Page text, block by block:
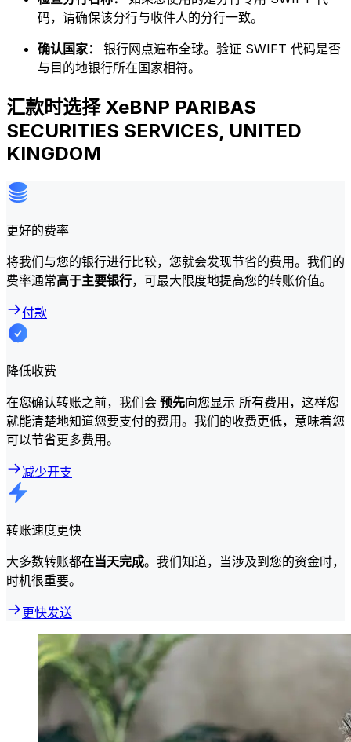
码，请确保该分行与收件人的分行一致。
确认国家： 银行网点遍布全球。验证 SWIFT 代码是否
与目的地银行所在国家相符。
汇款时选择 XeBNP PARIBAS
SECURITIES SERVICES, UNITED
KINGDOM
更好的费率
将我们与您的银行进行比较，您就会发现节省的费用。我们的
费率通常高于主要银行，可最大限度地提高您的转账价值。
付款
降低收费
在您确认转账之前，我们会 预先向您显示 所有费用，这样您
就能清楚地知道您要支付的费用。我们的收费更低，意味着您
可以节省更多费用。
减少开支
转账速度更快
大多数转账都在当天完成。我们知道，当涉及到您的资金时，
时机很重要。
更快发送